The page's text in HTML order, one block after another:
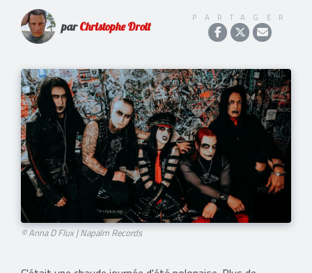
parChristophe Droit
PARTAGER
© Anna D Flux | Napalm Records